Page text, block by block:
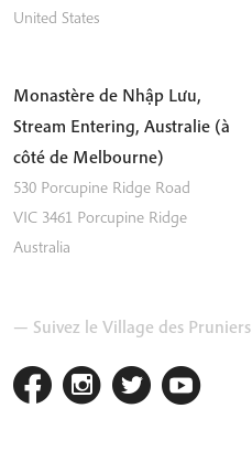
United States
Monastère de Nhập Lưu,
Stream Entering, Australie (à
côté de Melbourne)
530 Porcupine Ridge Road
VIC 3461 Porcupine Ridge
Australia
— Suivez le Village des Pruniers